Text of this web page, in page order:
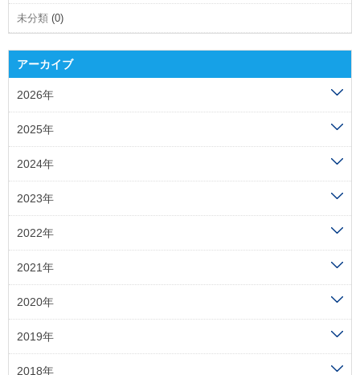
未分類 (0)
アーカイブ
2026年
2025年
2024年
2023年
2022年
2021年
2020年
2019年
2018年